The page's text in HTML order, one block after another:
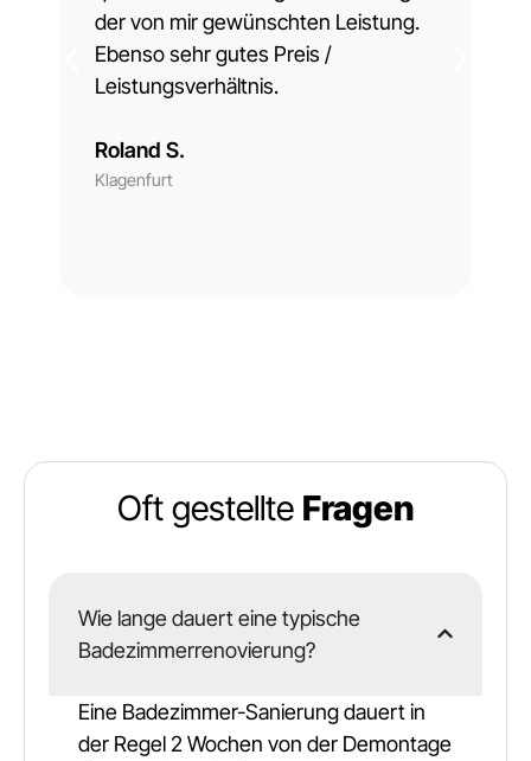
der von mir gewünschten Leistung.
Ebenso sehr gutes Preis /
Leistungsverhältnis.
Roland S.
Klagenfurt
Oft gestellte Fragen
Wie lange dauert eine typische
Badezimmerrenovierung?
Eine Badezimmer-Sanierung dauert in
der Regel 2 Wochen von der Demontage